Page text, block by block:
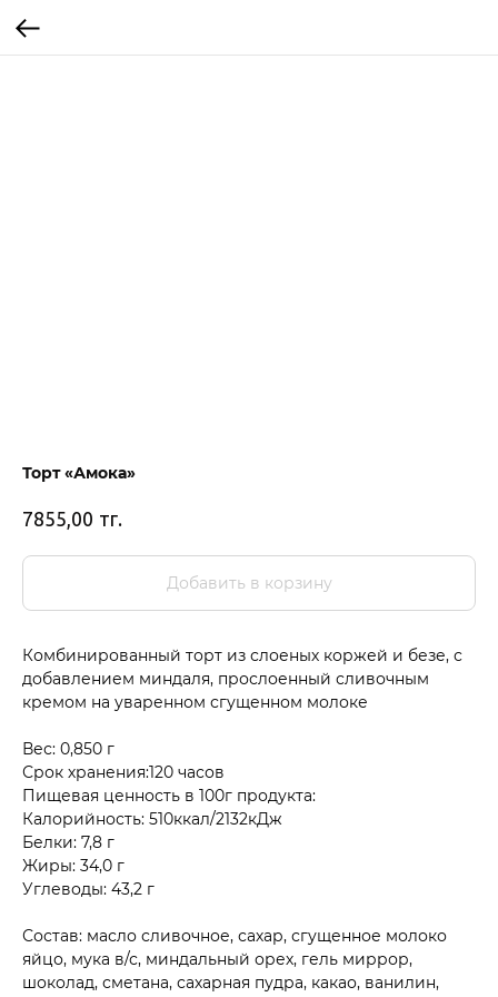
Торт «Амока»
7855,00 тг.
Добавить в корзину
Комбинированный торт из слоеных коржей и безе, с
добавлением миндаля, прослоенный сливочным
кремом на уваренном сгущенном молоке
Вес: 0,850 г
Срок хранения:120 часов
Пищевая ценность в 100г продукта:
Калорийность: 510ккал/2132кДж
Белки: 7,8 г
Жиры: 34,0 г
Углеводы: 43,2 г
Состав: масло сливочное, сахар, сгущенное молоко
яйцо, мука в/с, миндальный орех, гель миррор,
шоколад, сметана, сахарная пудра, какао, ванилин,